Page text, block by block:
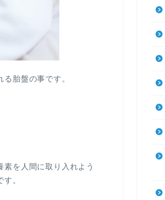
胎盤の事です。
を人間に取り入れよう
。